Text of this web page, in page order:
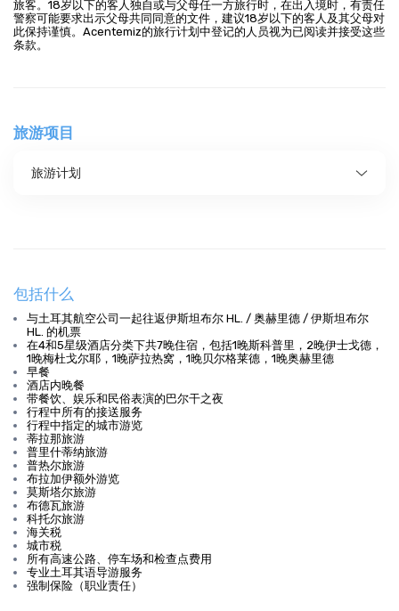
旅客。18岁以下的客人独自或与父母任一方旅行时，在出入境时，有责任
警察可能要求出示父母共同同意的文件，建议18岁以下的客人及其父母对
此保持谨慎。Acentemiz的旅行计划中登记的人员视为已阅读并接受这些
条款。
旅游项目
旅游计划
包括什么
与土耳其航空公司一起往返伊斯坦布尔 HL. / 奥赫里德 / 伊斯坦布尔
HL. 的机票
在4和5星级酒店分类下共7晚住宿，包括1晚斯科普里，2晚伊士戈德，
1晚梅杜戈尔耶，1晚萨拉热窝，1晚贝尔格莱德，1晚奥赫里德
早餐
酒店内晚餐
带餐饮、娱乐和民俗表演的巴尔干之夜
行程中所有的接送服务
行程中指定的城市游览
蒂拉那旅游
普里什蒂纳旅游
普热尔旅游
布拉加伊额外游览
莫斯塔尔旅游
布德瓦旅游
科托尔旅游
海关税
城市税
所有高速公路、停车场和检查点费用
专业土耳其语导游服务
强制保险（职业责任）